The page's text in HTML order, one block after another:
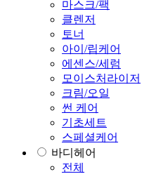
마스크/팩
클렌저
토너
아이/립케어
에센스/세럼
모이스처라이저
크림/오일
썬 케어
기초세트
스페셜케어
바디헤어
전체